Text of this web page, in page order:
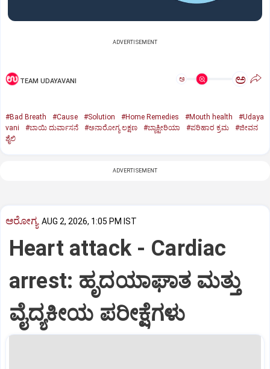
ADVERTISEMENT
TEAM UDAYAVANI ಅ ಅ
#Bad Breath #Cause #Solution #Home Remedies #Mouth health
#Udaya
vani
#ಬಾಯಿ ದುರ್ವಾಸನೆ #ಅನಾರೋಗ್ಯ ಲಕ್ಷಣ #ಬ್ಯಾಕ್ಟೀರಿಯಾ #ಪರಿಹಾರ ಕ್ರಮ
#ಜೀವನ
ಶೈಲಿ
ADVERTISEMENT
ಆರೋಗ್ಯ AUG 2, 2026, 1:05 PM IST
Heart attack - Cardiac
arrest: ಹೃದಯಾಘಾತ ಮತ್ತು
ವೈದ್ಯಕೀಯ ಪರೀಕ್ಷೆಗಳು